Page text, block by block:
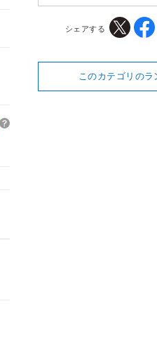
シェアする
このカテゴリのラ